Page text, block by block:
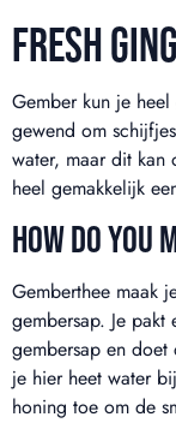
FRESH
Gember kun je
gewend om
water, maar dit kan
heel gemakkelijk
HOW DO YOU
Gemberthee maak
gembersap. Je
gembersap en
je hier heet water
honing toe om de